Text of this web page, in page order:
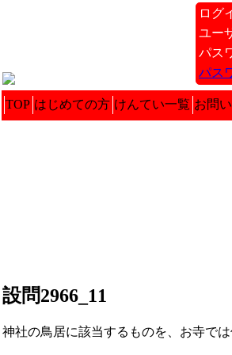
ログ
ユー
パス
パス
TOP はじめての方 けんてい一覧 お問
設問2966_11
神社の鳥居に該当するものを、お寺で